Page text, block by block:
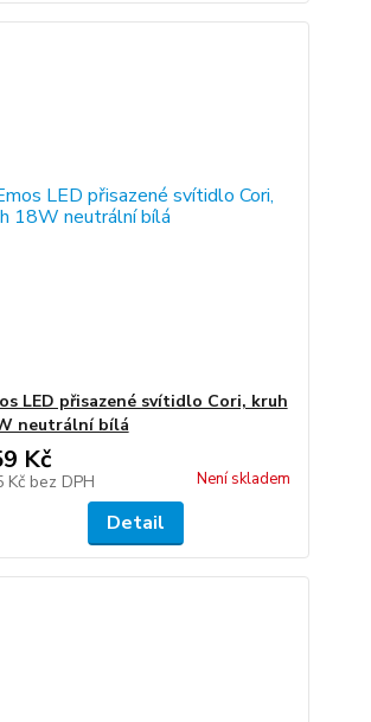
LED přisazené svítidlo Cori, kruh
neutrální bílá
Kč
Kč bez DPH Není skladem
Detail